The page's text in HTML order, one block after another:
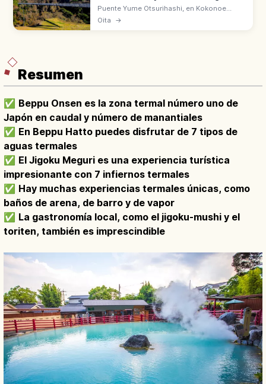
Puente Yume Otsurihashi, en Kokonoe
(Oita), es el puente peatonal de 173 m de
Oita →
Resumen
✅ Beppu Onsen es la zona termal número uno de
Japón en caudal y número de manantiales
✅ En Beppu Hatto puedes disfrutar de 7 tipos de
aguas termales
✅ El Jigoku Meguri es una experiencia turística
impresionante con 7 infiernos termales
✅ Hay muchas experiencias termales únicas, como
baños de arena, de barro y de vapor
✅ La gastronomía local, como el jigoku-mushi y el
toriten, también es imprescindible